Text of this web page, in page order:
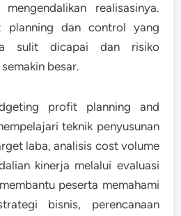
realisasinya.
planning dan control yang
sulit dicapai dan risiko
besar.
profit planning and
teknik penyusunan
laba, analisis cost volume
kinerja melalui evaluasi
peserta memahami
bisnis, perencanaan